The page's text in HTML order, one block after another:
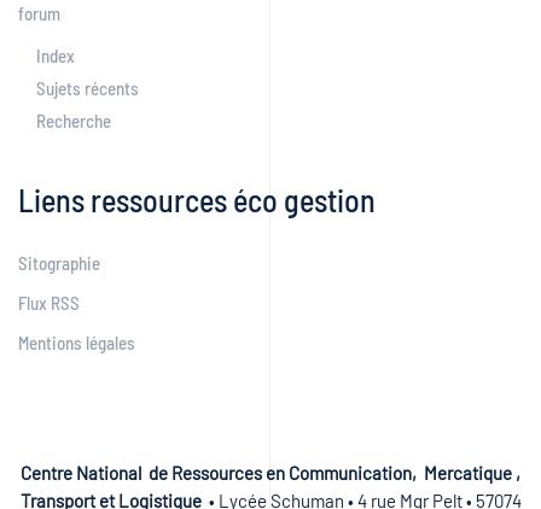
forum
Index
Sujets récents
Recherche
Liens ressources éco gestion
Sitographie
Flux RSS
Mentions légales
Centre National de Ressources en Communication, Mercatique ,
Transport et Logistique • Lycée Schuman • 4 rue Mgr Pelt • 57074